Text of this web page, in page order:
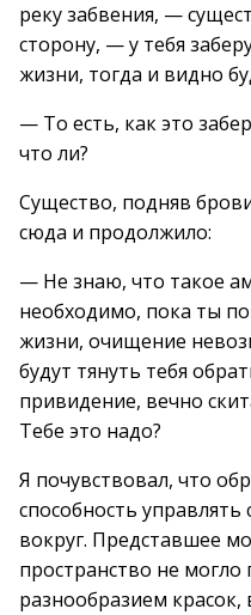
реку забвения, —
сторону, — у тебя
жизни, тогда и видно
— То есть, как это
что ли?
Существо, подняв
сюда и продолжило:
— Не знаю, что такое
необходимо, пока ты
жизни, очищение
будут тянуть тебя
привидение, вечно
Тебе это надо?
Я почувствовал, что
способность управлять
вокруг. Представшее
пространство не могло
разнообразием красок,